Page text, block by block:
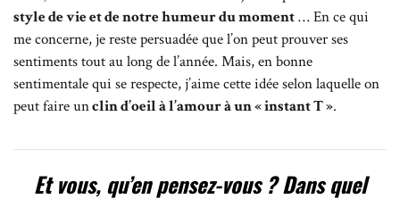
style de vie et de notre humeur du moment… En ce qui
me concerne, je reste persuadée que l’on peut prouver ses
sentiments tout au long de l’année. Mais, en bonne
sentimentale qui se respecte, j’aime cette idée selon laquelle on
peut faire unclin d’oeil à l’amour à un « instant T ».
Et vous, qu’en pensez-vous ? Dans quel